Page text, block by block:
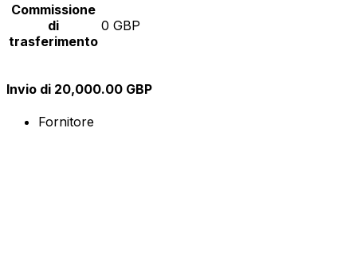
Commissione
di
trasferimento
0 GBP
Invio di 20,000.00 GBP
Fornitore